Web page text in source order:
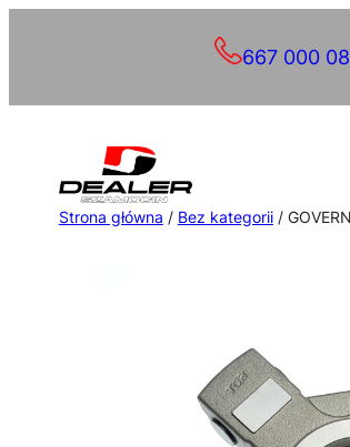
667 000
Strona główna / Bez kategorii/